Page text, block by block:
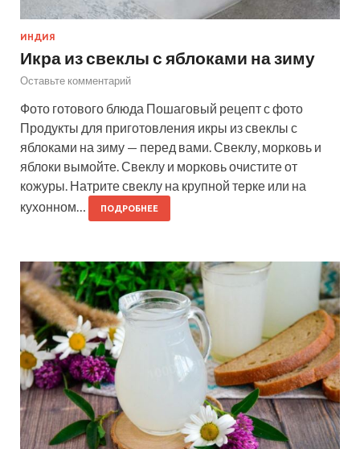
ИНДИЯ
Икра из свеклы с яблоками на зиму
Оставьте комментарий
Фото готового блюда Пошаговый рецепт с фото
Продукты для приготовления икры из свеклы с
яблоками на зиму — перед вами. Свеклу, морковь и
яблоки вымойте. Свеклу и морковь очистите от
кожуры. Натрите свеклу на крупной терке или на
кухонном…
ПОДРОБНЕЕ